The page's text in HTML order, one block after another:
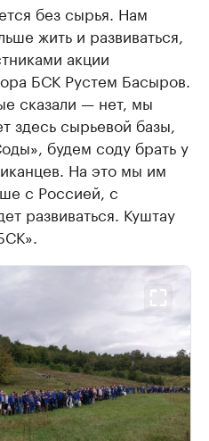
без сырья. Нам
жить и развиваться,
акции
БСК Рустем Басыров.
сказали — нет, мы
здесь сырьевой базы,
будем соду брать у
На это мы им
с Россией, с
развиваться. Куштау